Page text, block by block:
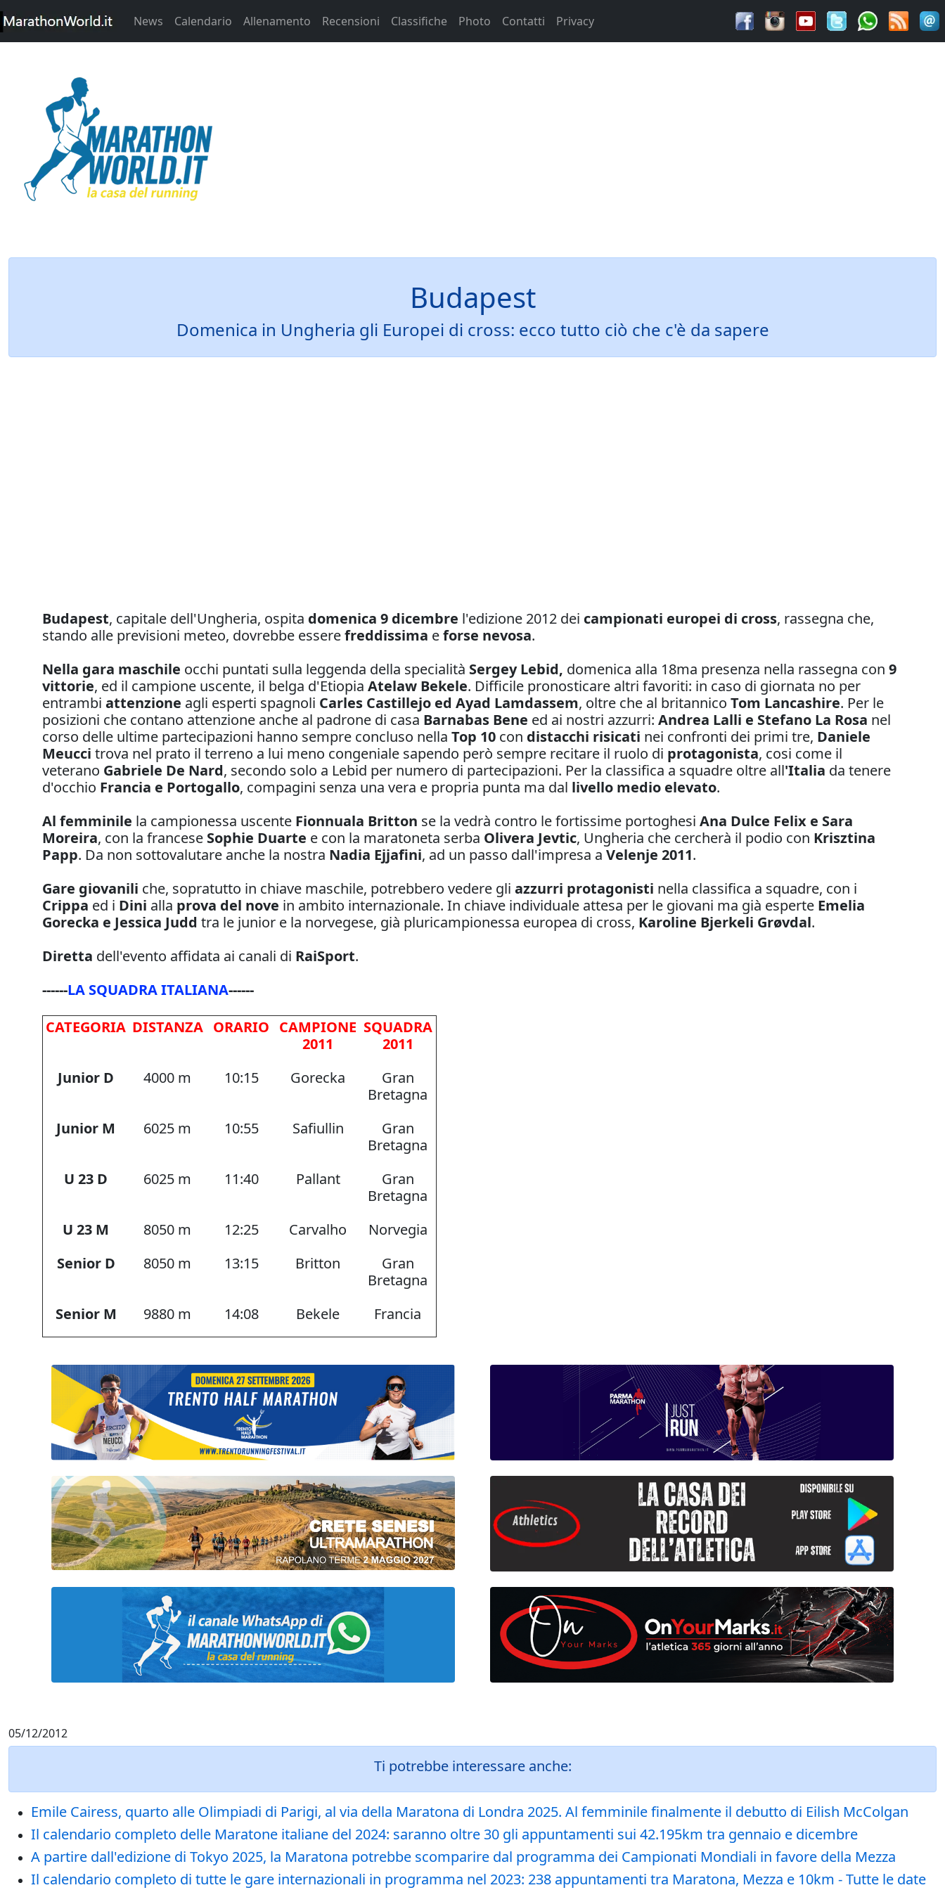
News Calendario Allenamento Recensioni Classifiche Photo Contatti Privacy
Budapest
Domenica in Ungheria gli Europei di cross: ecco tutto ciò che c'è da sapere
Budapest, capitale dell'Ungheria, ospita domenica 9 dicembre l'edizione 2012 dei campionati europei di cross, rassegna che,
stando alle previsioni meteo, dovrebbe esserefreddissima eforse nevosa.
Nella gara maschile occhi puntati sulla leggenda della specialità Sergey Lebid, domenica alla 18ma presenza nella rassegna con 9
vittorie, ed il campione uscente, il belga d'Etiopia Atelaw Bekele. Difficile pronosticare altri favoriti: in caso di giornata no per
entrambi attenzione agli esperti spagnoli Carles Castillejo ed Ayad Lamdassem, oltre che al britannico Tom Lancashire. Per le
posizioni che contano attenzione anche al padrone di casa Barnabas Bene ed ai nostri azzurri: Andrea Lalli e Stefano La Rosa nel
corso delle ultime partecipazioni hanno sempre concluso nella Top 10 con distacchi risicati nei confronti dei primi tre, Daniele
Meucci trova nel prato il terreno a lui meno congeniale sapendo però sempre recitare il ruolo di protagonista, cosi come il
veterano Gabriele De Nard, secondo solo a Lebid per numero di partecipazioni. Per la classifica a squadre oltre all'Italia da tenere
d'occhio Francia e Portogallo, compagini senza una vera e propria punta ma dal livello medio elevato.
Al femminile la campionessa uscente Fionnuala Britton se la vedrà contro le fortissime portoghesi Ana Dulce Felix e Sara
Moreira, con la francese Sophie Duarte e con la maratoneta serba Olivera Jevtic, Ungheria che cercherà il podio con Krisztina
Papp. Da non sottovalutare anche la nostra Nadia Ejjafini, ad un passo dall'impresa a Velenje 2011.
Gare giovanili che, sopratutto in chiave maschile, potrebbero vedere gli azzurri protagonisti nella classifica a squadre, con i
Crippa ed i Dini alla prova del nove in ambito internazionale. In chiave individuale attesa per le giovani ma già esperte Emelia
Gorecka e Jessica Judd tra le junior e la norvegese, già pluricampionessa europea di cross, Karoline Bjerkeli Grøvdal.
Diretta dell'evento affidata ai canali di RaiSport.
------LA SQUADRA ITALIANA------
CATEGORIA DISTANZA ORARIO CAMPIONE
2011
SQUADRA
2011
Junior D
4000 m 10:15 Gorecka
Gran
Bretagna
Junior M
6025 m 10:55 Safiullin
Gran
Bretagna
U 23 D
6025 m 11:40 Pallant
Gran
Bretagna
U 23 M
8050 m 12:25 Carvalho
Norvegia
Senior D
8050 m 13:15 Britton
Gran
Bretagna
Senior M
9880 m 14:08 Bekele Francia
05/12/2012
Ti potrebbe interessare anche:
Emile Cairess, quarto alle Olimpiadi di Parigi, al via della Maratona di Londra 2025. Al femminile finalmente il debutto di Eilish McColgan
Il calendario completo delle Maratone italiane del 2024: saranno oltre 30 gli appuntamenti sui 42.195km tra gennaio e dicembre
A partire dall'edizione di Tokyo 2025, la Maratona potrebbe scomparire dal programma dei Campionati Mondiali in favore della Mezza
Il calendario completo di tutte le gare internazionali in programma nel 2023: 238 appuntamenti tra Maratona, Mezza e 10km - Tutte le date